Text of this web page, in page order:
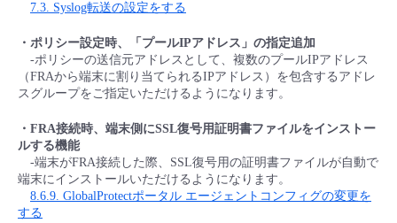
- APIリファレンス
■ 基本構築ガイド
- クラウド / サーバー
- リモートワーク
- ITインフラストラクチャー
7.3. Syslog転送の設定をする
・ポリシー設定時、「プールIPアドレス」の指定追加
-ポリシーの送信元アドレスとして、複数のプールIPアドレス
（FRAから端末に割り当てられるIPアドレス）を包含するアドレ
スグループをご指定いただけるようになります。
・FRA接続時、端末側にSSL復号用証明書ファイルをインストー
ルする機能
-端末がFRA接続した際、SSL復号用の証明書ファイルが自動で
端末にインストールいただけるようになります。
8.6.9. GlobalProtectポータル エージェントコンフィグの変更を
する